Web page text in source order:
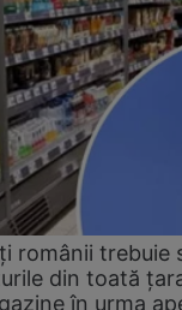
românii trebuie
din toată
în urma